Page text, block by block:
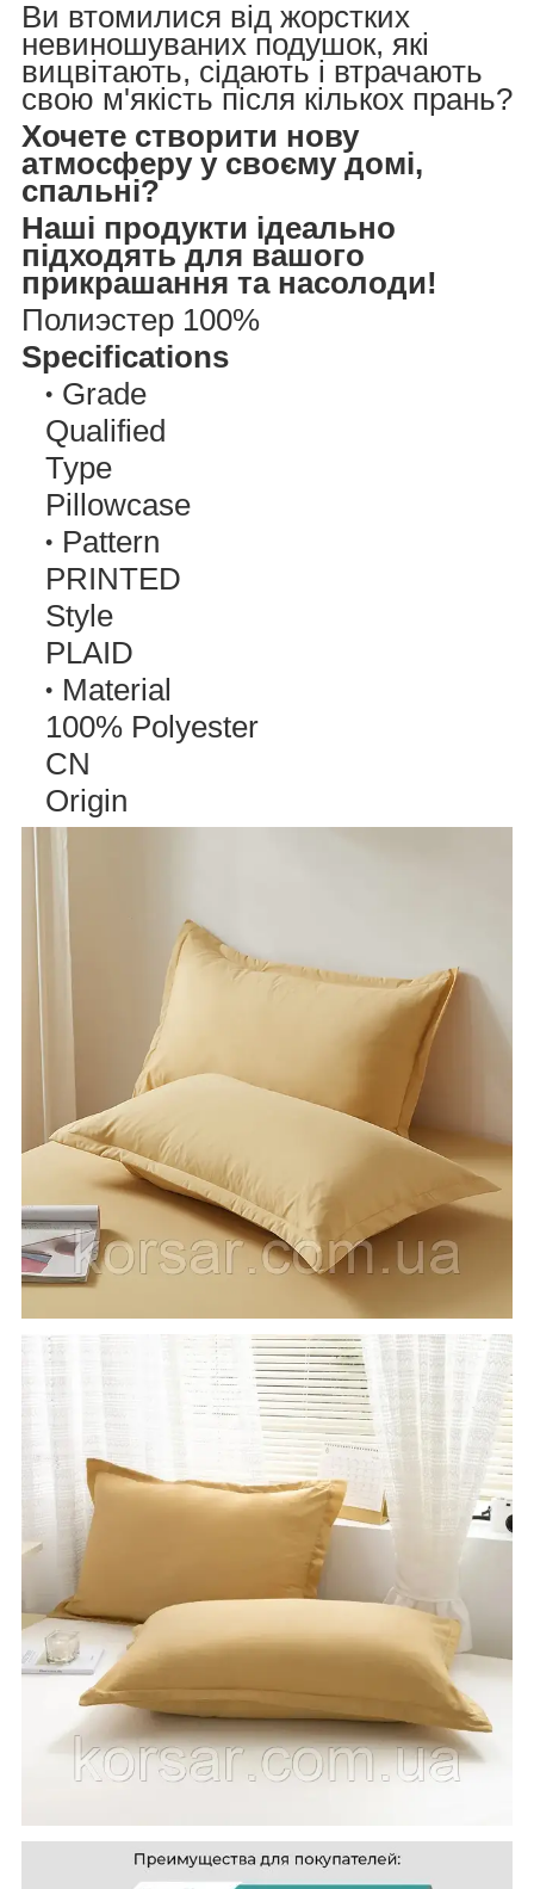
Ви втомилися від жорстких
невиношуваних подушок, які
вицвітають, сідають і втрачають
свою м'якість після кількох прань?
Хочете створити нову
атмосферу у своєму домі,
спальні?
Наші продукти ідеально
підходять для вашого
прикрашання та насолоди!
Полиэстер 100%
Specifications
Grade
Qualified
Type
Pillowcase
Pattern
PRINTED
Style
PLAID
Material
100% Polyester
CN
Origin